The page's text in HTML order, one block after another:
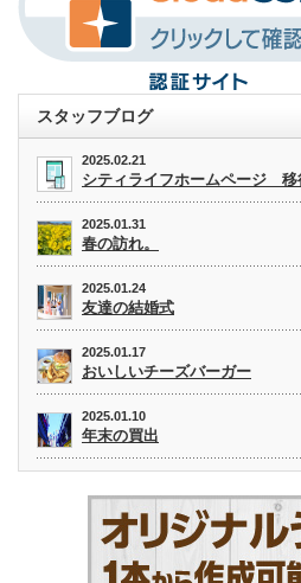
スタッフブログ
2025.02.21
シティライフホームページ 移
2025.01.31
春の訪れ。
2025.01.24
友達の結婚式
2025.01.17
おいしいチーズバーガー
2025.01.10
年末の買出